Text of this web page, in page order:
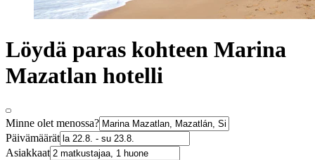
Löydä paras kohteen Marina
Mazatlan hotelli
Minne olet menossa?
Päivämäärät
Asiakkaat